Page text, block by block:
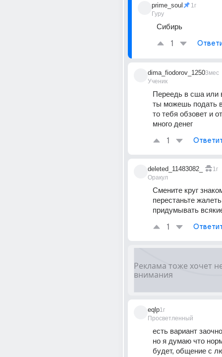
prime_soul
Гуру
1г
Сибирь
1
dima_fiodorov_1250
Ученик
3мес
Переедь в сша или
ты можешь подать
то тебя обзовет и
много денег
1
deleted_11483082_
Оракул
1г
Смените круг
перестаньте
придумывать
1
eqlp
Просветленный
1г
есть вариант
но я думаю что
будет, общение с